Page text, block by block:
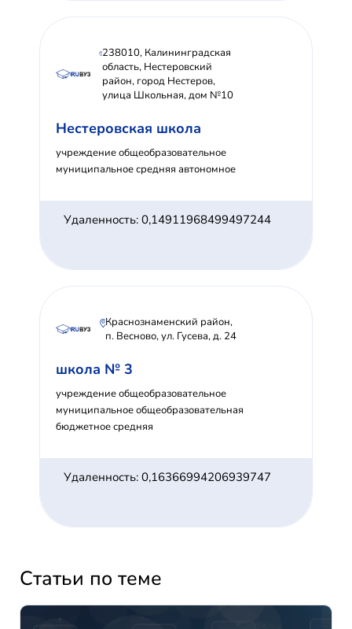
238010, Калининградская
область, Нестеровский
район, город Нестеров,
улица Школьная, дом №10
Нестеровская школа
учреждение общеобразовательное
муниципальное средняя автономное
Удаленность: 0,14911968499497244
Краснознаменский район,
п. Весново, ул. Гусева, д. 24
школа № 3
учреждение общеобразовательное
муниципальное общеобразовательная
бюджетное средняя
Удаленность: 0,16366994206939747
Статьи по теме